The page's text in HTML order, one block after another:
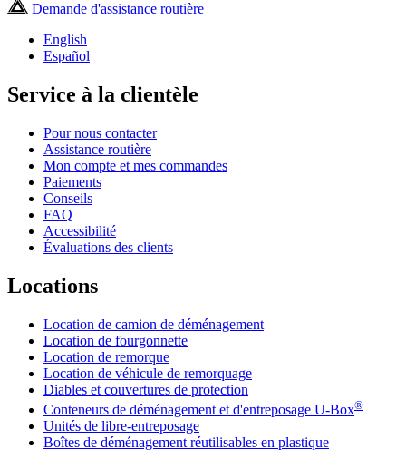
Demande d'assistance routière
English
Español
Service à la clientèle
Pour nous contacter
Assistance routière
Mon compte et mes commandes
Paiements
Conseils
FAQ
Accessibilité
Évaluations des clients
Locations
Location de camion de déménagement
Location de fourgonnette
Location de remorque
Location de véhicule de remorquage
Diables et couvertures de protection
Conteneurs de déménagement et d'entreposage U-Box®
Unités de libre-entreposage
Boîtes de déménagement réutilisables en plastique